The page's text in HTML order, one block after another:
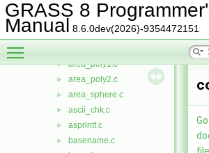
GRASS 8
Manual 8.6.0dev(2026)-9354472151
► alloc.c
► aprintf.c
► area.c
► area_poly1.c
► area_poly2.c
► area_sphere.c
► ascii_chk.c
► asprintf.c
► basename.c